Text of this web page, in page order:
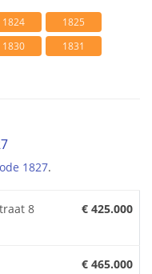
1824
1825
1830 1831
1827.
8
€ 425.000
€ 465.000